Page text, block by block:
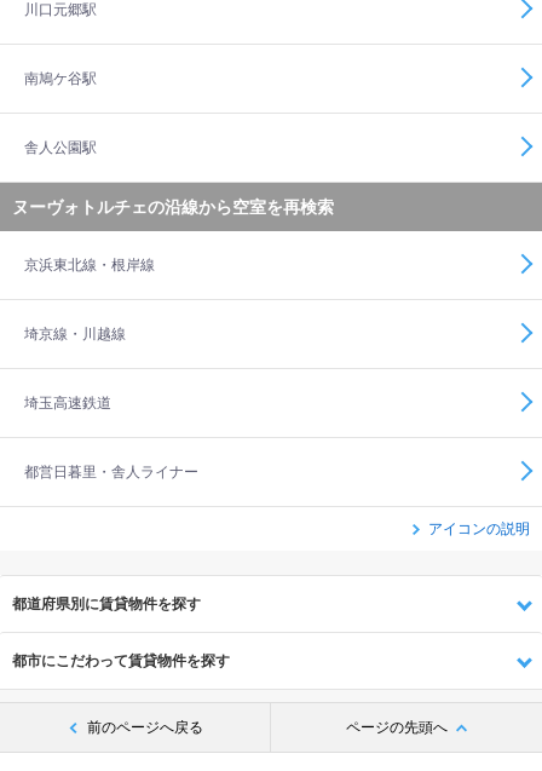
川口元郷駅
南鳩ケ谷駅
舎人公園駅
ヌーヴォトルチェの沿線から空室を再検索
京浜東北線・根岸線
埼京線・川越線
埼玉高速鉄道
都営日暮里・舎人ライナー
アイコンの説明
都道府県別に賃貸物件を探す
都市にこだわって賃貸物件を探す
前のページへ戻る ページの先頭へ